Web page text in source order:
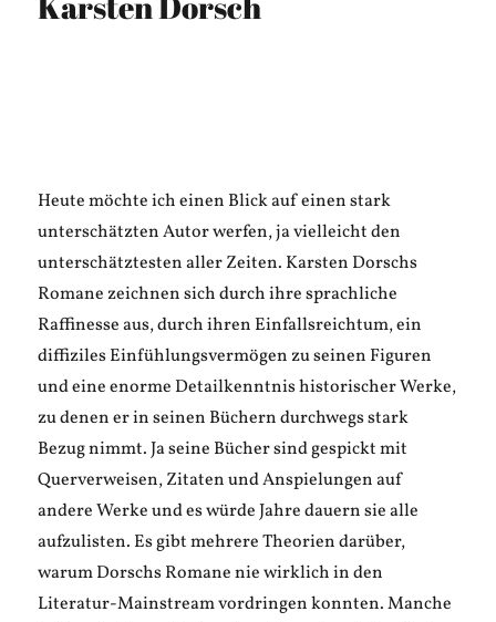
Heute möchte ich einen Blick auf einen stark
unterschätzten Autor werfen, ja vielleicht den
unterschätztesten aller Zeiten. Karsten Dorschs
Romane zeichnen sich durch ihre sprachliche
Raffinesse aus, durch ihren Einfallsreichtum, ein
diffiziles Einfühlungsvermögen zu seinen Figuren
und eine enorme Detailkenntnis historischer Werke,
zu denen er in seinen Büchern durchwegs stark
Bezug nimmt. Ja seine Bücher sind gespickt mit
Querverweisen, Zitaten und Anspielungen auf
andere Werke und es würde Jahre dauern sie alle
aufzulisten. Es gibt mehrere Theorien darüber,
warum Dorschs Romane nie wirklich in den
Literatur-Mainstream vordringen konnten. Manche